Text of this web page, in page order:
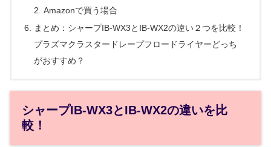
Amazonで買う場合
まとめ：シャープIB-WX3とIB-WX2の違い２つを比較！
プラズマクラスタードレープフロードライヤーどっち
がおすすめ？
シャープIB-WX3とIB-WX2の違いを比
較！